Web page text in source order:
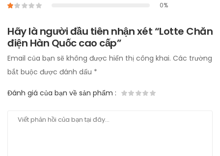
0%
Hãy là người đầu tiên nhận xét “Lotte Chăn
điện Hàn Quốc cao cấp”
Email của bạn sẽ không được hiển thị công khai. Các trường
bắt buộc được đánh dấu *
Đánh giá của bạn về sản phẩm :